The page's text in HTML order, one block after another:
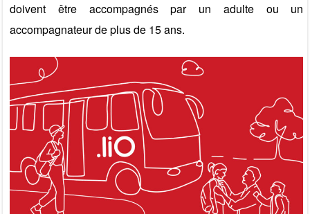
doivent être accompagnés par un adulte ou un
accompagnateur de plus de 15 ans.